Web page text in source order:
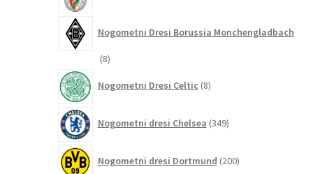
Nogometni Dresi Borussia Monchengladbach
88
Nogometni Dresi Celtic 8izdelkov
Nogometni dresi Chelsea 349izdelkov
Nogometni dresi Dortmund 200izdelkov